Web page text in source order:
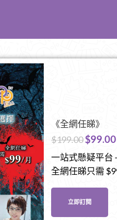
《全網任睇》
$199.00$99.00
一站式懸疑平台
全網任睇只需
立即訂閱